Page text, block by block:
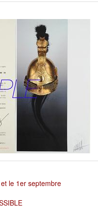
le 1er septembre